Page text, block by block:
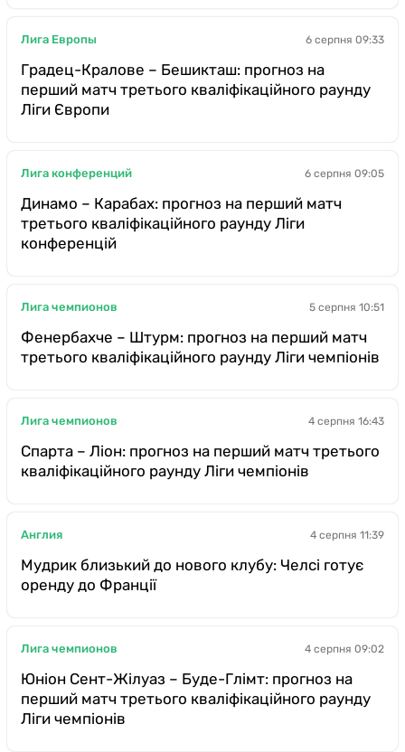
Лига Европы 6 серпня 09:33
Градец-Кралове – Бешикташ: прогноз на
перший матч третього кваліфікаційного раунду
Ліги Європи
Лига конференций 6 серпня 09:05
Динамо – Карабах: прогноз на перший матч
третього кваліфікаційного раунду Ліги
конференцій
Лига чемпионов 5 серпня 10:51
Фенербахче – Штурм: прогноз на перший матч
третього кваліфікаційного раунду Ліги чемпіонів
Лига чемпионов 4 серпня 16:43
Спарта – Ліон: прогноз на перший матч третього
кваліфікаційного раунду Ліги чемпіонів
Англия 4 серпня 11:39
Мудрик близький до нового клубу: Челсі готує
оренду до Франції
Лига чемпионов 4 серпня 09:02
Юніон Сент-Жілуаз – Буде-Глімт: прогноз на
перший матч третього кваліфікаційного раунду
Ліги чемпіонів